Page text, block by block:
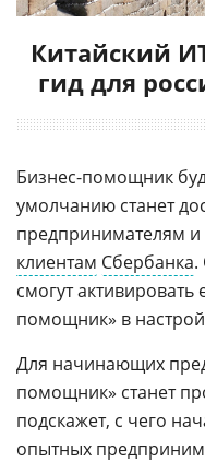
Китайский
гид для
Бизнес-помощник
умолчанию станет
предпринимателям
клиентам Сбербанка.
смогут
помощник» в
Для начинающих
помощник» станет
подскажет, с чего
опытных